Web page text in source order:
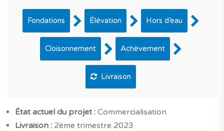
Fondations Élévation Hors d’eau
Cloisonnement Achèvement
Livraison
État actuel du projet : Commercialisation
Livraison : 2ème trimestre 2023